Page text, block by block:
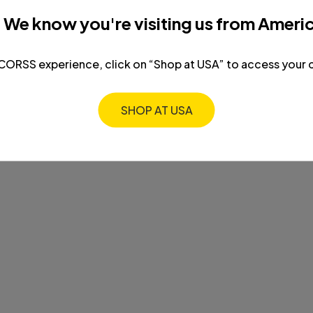
We know you're visiting us from
experience, click on “Shop at USA” to access
SHOP AT USA
Conjunto de body + buzo + sudadera
para bebé niño$ 159.990